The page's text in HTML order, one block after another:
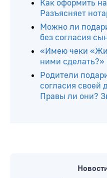
Как оформить
Разъясняет
Можно ли
без согласия
«Имею чеки
ними сделать?»
Родители
согласия своей
Правы ли они?